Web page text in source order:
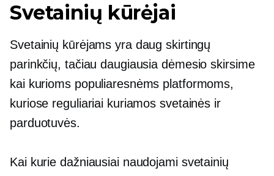
Svetainių kūrėjai
Svetainių kūrėjams yra daug skirtingų
parinkčių, tačiau daugiausia dėmesio skirsime
kai kurioms populiaresnėms platformoms,
kuriose reguliariai kuriamos svetainės ir
parduotuvės.
Kai kurie dažniausiai naudojami svetainių